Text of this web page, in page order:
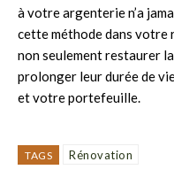
à votre argenterie n’a
cette méthode dans votre
non seulement restaurer
prolonger leur durée de
et votre portefeuille.
TAGS Rénovation